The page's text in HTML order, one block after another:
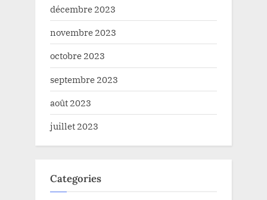
décembre 2023
novembre 2023
octobre 2023
septembre 2023
août 2023
juillet 2023
Categories